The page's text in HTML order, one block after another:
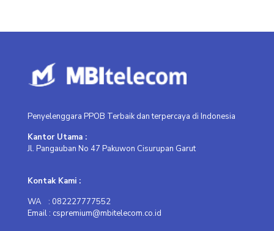
Penyelenggara PPOB Terbaik dan terpercaya di Indonesia
Kantor Utama :
Jl. Pangauban No 47 Pakuwon Cisurupan Garut
Kontak Kami :
WA : 082227777552
Email : cspremium@mbitelecom.co.id